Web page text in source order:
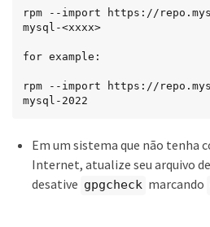
rpm --import https://
mysql-<xxxx>
for example:
rpm --import https://
mysql-2022
Em um sistema que não tenha
Internet, atualize seu arquivo
desative gpgcheck marcando